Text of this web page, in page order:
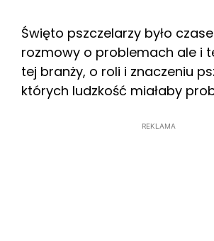
Święto pszczelarzy było
rozmowy o problemach ale i
tej branży, o roli i znaczeniu
których ludzkość miałaby
REKLAMA